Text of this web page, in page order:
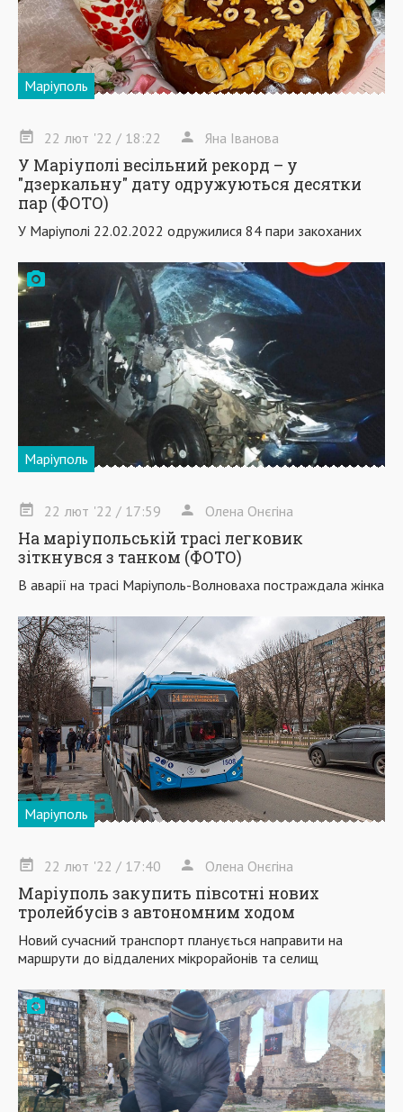
Маріуполь
22 лют '22 / 18:22 Яна Іванова
У Маріуполі весільний рекорд – у
"дзеркальну" дату одружуються десятки
пар (ФОТО)
У Маріуполі 22.02.2022 одружилися 84 пари закоханих
Маріуполь
22 лют '22 / 17:59 Олена Онєгіна
На маріупольській трасі легковик
зіткнувся з танком (ФОТО)
В аварії на трасі Маріуполь-Волноваха постраждала жінка
Маріуполь
22 лют '22 / 17:40 Олена Онєгіна
Маріуполь закупить півсотні нових
тролейбусів з автономним ходом
Новий сучасний транспорт планується направити на
маршрути до віддалених мікрорайонів та селищ